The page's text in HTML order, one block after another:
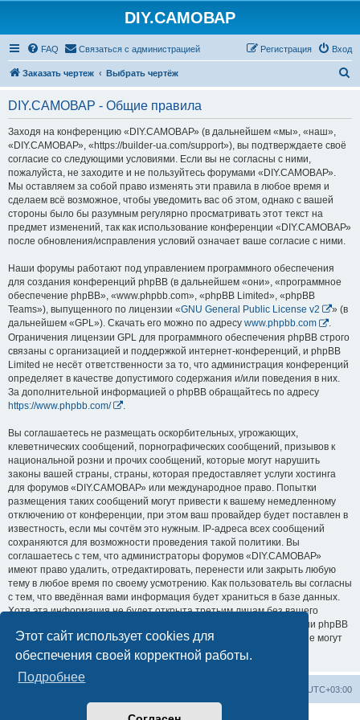
Этот сайт использует cookies для
обеспечения своей корректной работы.
Подробнее
DIY.САМОВАР
FAQ Связаться с администрацией Вход
Регистрация
Заказать чертеж Выбрать чертёж
DIY.САМОВАР - Общие правила
Заходя на конференцию «DIY.САМОВАР» (в дальнейшем «мы», «наш»,
«DIY.САМОВАР», «https://builder-ua.com/support»), вы подтверждаете своё
согласие со следующими условиями. Если вы не согласны с ними,
пожалуйста, не заходите и не пользуйтесь форумами «DIY.САМОВАР».
Мы оставляем за собой право изменять эти правила в любое время и
сделаем всё возможное, чтобы уведомить вас об этом, однако с вашей
стороны было бы разумным регулярно просматривать этот текст на
предмет изменений, так как использование конференции «DIY.САМОВАР»
после обновления/исправления условий означает ваше согласие с ними.
Наши форумы работают под управлением программного обеспечения
для создания конференций phpBB (в дальнейшем «они», «программное
обеспечение phpBB», «www.phpbb.com», «phpBB Limited», «phpBB
Teams»), выпущенного по лицензии «GNU General Public License v2
» (в
дальнейшем «GPL»). Скачать его можно по адресу www.phpbb.com
.
Ограничения лицензии GPL для программного обеспечения phpBB строго
связаны с организацией и поддержкой интернет-конференций, и phpBB
Limited не несёт ответственности за то, что администрация конференций
определяет в качестве допустимого содержания и/или поведения в них.
За дополнительной информацией о phpBB обращайтесь по адресу
https://www.phpbb.com/
Вы соглашаетесь не размещать оскорбительных, угрожающих,
клеветнических сообщений, порнографических сообщений, призывов к
национальной розни и прочих сообщений, которые могут нарушить
законы вашей страны, страны, которая предоставляет услуги хостинга
для форумов «DIY.САМОВАР» или международное право. Попытки
размещения таких сообщений могут привести к вашему немедленному
отключению от конференции, при этом ваш провайдер будет поставлен в
известность, если мы сочтём это нужным. IP-адреса всех сообщений
сохраняются для возможности проведения такой политики. Вы
соглашаетесь с тем, что администраторы форумов «DIY.САМОВАР»
имеют право удалить, отредактировать, перенести или закрыть любую
тему в любое время по своему усмотрению. Как пользователь вы согласны
с тем, что введённая вами информация будет храниться в базе данных.
Хотя эта информация не будет открыта третьим лицам без вашего
разрешения, ни администрация конференции «DIY.САМОВАР», ни phpBB
Limited не может быть ответственна за действия хакеров, которые могут
привести к несанкционированному доступу к ней.
UTC+03:00
Создано на основеphpBB® Forum Software © phpBB Limited